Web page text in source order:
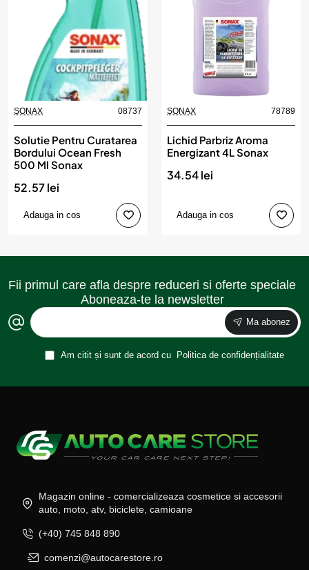
SONAX 08737
Solutie Pentru Curatarea
Bordului Ocean Fresh
500 Ml Sonax
52.57 lei
Adauga in cos
SONAX 78789
Lichid Parbriz Aroma
Energizant 4L Sonax
34.54 lei
Adauga in cos
Fii primul care afla despre reduceri si oferte speciale
Aboneaza-te la newsletter
Ma abonez
Am citit și sunt de acord cu Politica de confidențialitate
Magazin online - comercializeaza cosmetice si accesorii
auto, moto, atv, biciclete, camioane
(+40) 745 848 890
comenzi@autocarestore.ro